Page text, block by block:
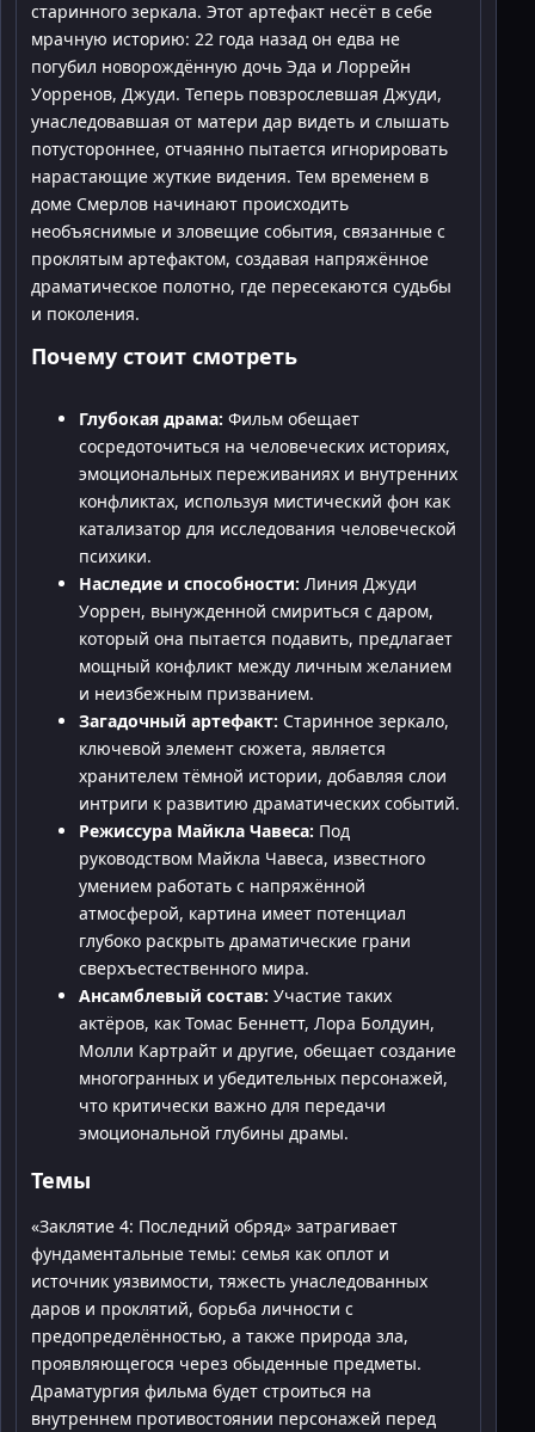
старинного зеркала. Этот артефакт несёт в себе
мрачную историю: 22 года назад он едва не
погубил новорождённую дочь Эда и Лоррейн
Уорренов, Джуди. Теперь повзрослевшая Джуди,
унаследовавшая от матери дар видеть и слышать
потустороннее, отчаянно пытается игнорировать
нарастающие жуткие видения. Тем временем в
доме Смерлов начинают происходить
необъяснимые и зловещие события, связанные с
проклятым артефактом, создавая напряжённое
драматическое полотно, где пересекаются судьбы
и поколения.
Почему стоит смотреть
Глубокая драма: Фильм обещает
сосредоточиться на человеческих историях,
эмоциональных переживаниях и внутренних
конфликтах, используя мистический фон как
катализатор для исследования человеческой
психики.
Наследие и способности: Линия Джуди
Уоррен, вынужденной смириться с даром,
который она пытается подавить, предлагает
мощный конфликт между личным желанием
и неизбежным призванием.
Загадочный артефакт: Старинное зеркало,
ключевой элемент сюжета, является
хранителем тёмной истории, добавляя слои
интриги к развитию драматических событий.
Режиссура Майкла Чавеса: Под
руководством Майкла Чавеса, известного
умением работать с напряжённой
атмосферой, картина имеет потенциал
глубоко раскрыть драматические грани
сверхъестественного мира.
Ансамблевый состав: Участие таких
актёров, как Томас Беннетт, Лора Болдуин,
Молли Картрайт и другие, обещает создание
многогранных и убедительных персонажей,
что критически важно для передачи
эмоциональной глубины драмы.
Темы
«Заклятие 4: Последний обряд» затрагивает
фундаментальные темы: семья как оплот и
источник уязвимости, тяжесть унаследованных
даров и проклятий, борьба личности с
предопределённостью, а также природа зла,
проявляющегося через обыденные предметы.
Драматургия фильма будет строиться на
внутреннем противостоянии персонажей перед